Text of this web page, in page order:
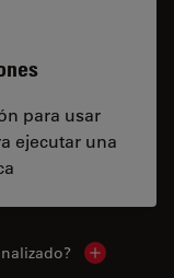
para usar
ejecutar una
Show local